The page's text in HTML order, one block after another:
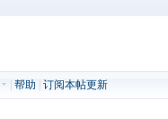
|帮助 |订阅本帖更新